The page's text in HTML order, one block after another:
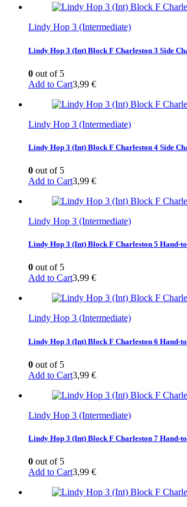
Lindy Hop 3 (Intermediate)
Lindy Hop 3 (Int) Block F Charleston 3 Side
0 out of 5
Add to Cart3,99 €
Lindy Hop 3 (Intermediate)
Lindy Hop 3 (Int) Block F Charleston 4 Side
0 out of 5
Add to Cart3,99 €
Lindy Hop 3 (Intermediate)
Lindy Hop 3 (Int) Block F Charleston 5 Hand-
0 out of 5
Add to Cart3,99 €
Lindy Hop 3 (Intermediate)
Lindy Hop 3 (Int) Block F Charleston 6 Hand-
0 out of 5
Add to Cart3,99 €
Lindy Hop 3 (Intermediate)
Lindy Hop 3 (Int) Block F Charleston 7 Hand-
0 out of 5
Add to Cart3,99 €